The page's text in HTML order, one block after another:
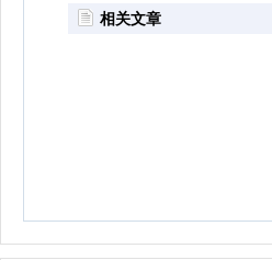
相关文章